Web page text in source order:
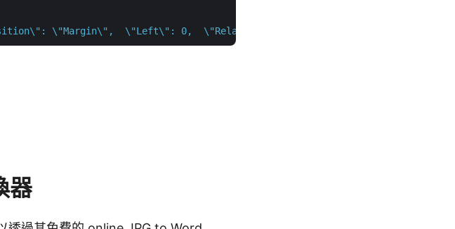
\"Margin\",  \"Left\": 0,  \"RelativeVerticalPosition\": \"Margin\",
器